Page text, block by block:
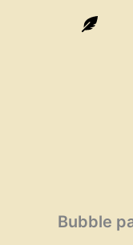
Bubble